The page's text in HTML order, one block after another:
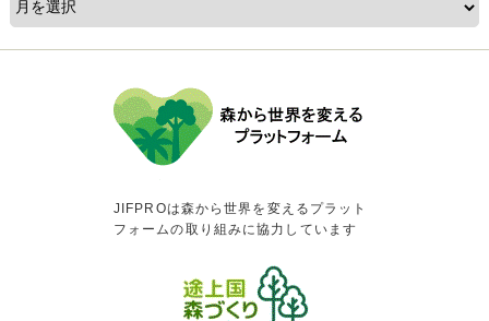
JIFPROは森から世界を変えるプラット
フォームの取り組みに協力しています